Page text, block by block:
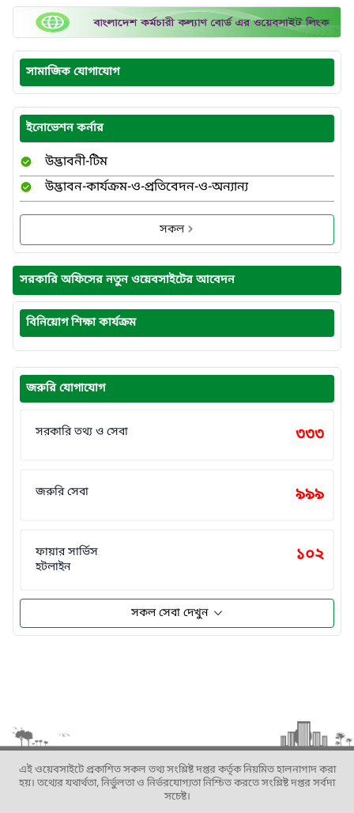
সামাজিক যোগাযোগ
ইনোভেশন কর্নার
উদ্ভাবনী-টিম
উদ্ভাবন-কার্যক্রম-ও-প্রতিবেদন-ও-অন্যান্য
সকল
সরকারি অফিসের নতুন ওয়েবসাইটের আবেদন
বিনিয়োগ শিক্ষা কার্যক্রম
জরুরি যোগাযোগ
সরকারি তথ্য ও সেবা ৩৩৩
জরুরি সেবা ৯৯৯
ফায়ার সার্ভিস
হটলাইন
১০২
সকল সেবা দেখুন
এই ওয়েবসাইটে প্রকাশিত সকল তথ্য সংশ্লিষ্ট দপ্তর কর্তৃক নিয়মিত হালনাগাদ করা
হয়। তথ্যের যথার্থতা, নির্ভুলতা ও নির্ভরযোগ্যতা নিশ্চিত করতে সংশ্লিষ্ট দপ্তর সর্বদা
সচেষ্ট।